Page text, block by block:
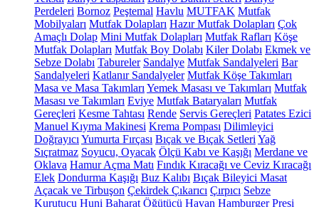
Perdeleri Bornoz Peştemal Havlu MUTFAK Mutfak
Mobilyaları Mutfak Dolapları Hazır Mutfak Dolapları Çok
Amaçlı Dolap Mini Mutfak Dolapları Mutfak Rafları Köşe
Mutfak Dolapları Mutfak Boy Dolabı Kiler Dolabı Ekmek ve
Sebze Dolabı Tabureler Sandalye Mutfak Sandalyeleri Bar
Sandalyeleri Katlanır Sandalyeler Mutfak Köşe Takımları
Masa ve Masa Takımları Yemek Masası ve Takımları Mutfak
Masası ve Takımları Eviye Mutfak Bataryaları Mutfak
Gereçleri Kesme Tahtası Rende Servis Gereçleri Patates Ezici
Manuel Kıyma Makinesi Krema Pompası Dilimleyici
Doğrayıcı Yumurta Fırçası Bıçak ve Bıçak Setleri Yağ
Sıçratmaz Soyucu, Oyacak Ölçü Kabı ve Kaşığı Merdane ve
Oklava Hamur Açma Matı Fındık Kıracağı ve Ceviz Kıracağı
Elek Dondurma Kaşığı Buz Kalıbı Bıçak Bileyici Masat
Açacak ve Tirbuşon Çekirdek Çıkarıcı Çırpıcı Sebze
Kurutucu Huni Baharat Öğütücü Havan Hamburger Presi